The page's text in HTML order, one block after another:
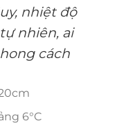
nhiệt độ
nhiên, ai
cách
6°C